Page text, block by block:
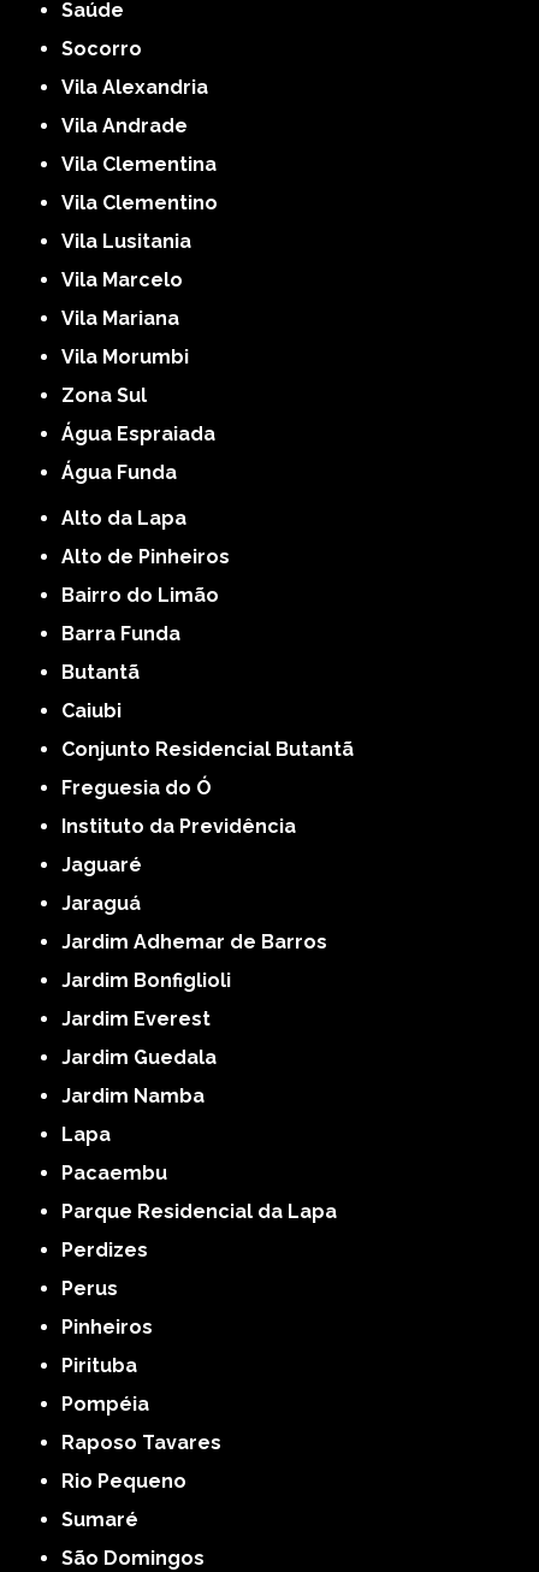
Saúde
Socorro
Vila Alexandria
Vila Andrade
Vila Clementina
Vila Clementino
Vila Lusitania
Vila Marcelo
Vila Mariana
Vila Morumbi
Zona Sul
Água Espraiada
Água Funda
Alto da Lapa
Alto de Pinheiros
Bairro do Limão
Barra Funda
Butantã
Caiubi
Conjunto Residencial Butantã
Freguesia do Ó
Instituto da Previdência
Jaguaré
Jaraguá
Jardim Adhemar de Barros
Jardim Bonfiglioli
Jardim Everest
Jardim Guedala
Jardim Namba
Lapa
Pacaembu
Parque Residencial da Lapa
Perdizes
Perus
Pinheiros
Pirituba
Pompéia
Raposo Tavares
Rio Pequeno
Sumaré
São Domingos